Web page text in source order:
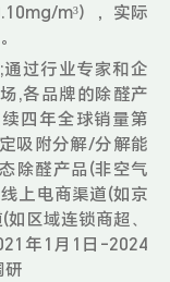
m³），实际
过行业专家和企
,各品牌的除醛产
四年全球销量第
吸附分解/分解能
除醛产品(非空气
上电商渠道(如京
区域连锁商超、
年1月1日-2024
研